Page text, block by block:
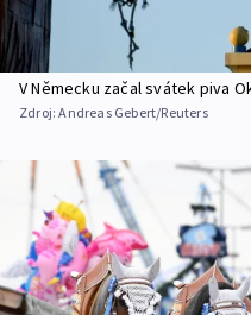
V Německu začal svátek piva
Zdroj:Andreas Gebert/Reuters